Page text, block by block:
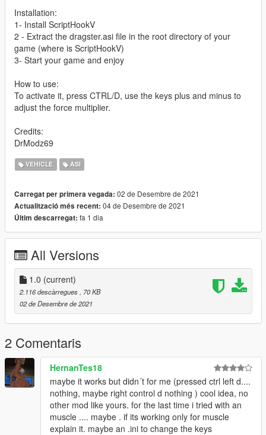
Installation:
1- Install ScriptHookV
2 - Extract the dragster.asi file in the root directory of your
game (where is ScriptHookV)
3- Start your game and enjoy
How to use:
To activate it, press CTRL/D, use the keys plus and minus to
adjust the force multiplier.
Credits:
DrModz69
VEHICLE ASI
Carregat per primera vegada: 02 de Desembre de 2021
Actualització més recent: 04 de Desembre de 2021
Últim descarregat: fa 1 dia
All Versions
1.0 (current)
2.116 descàrregues
, 70 KB
02 de Desembre de 2021
2 Comentaris
HernanTes18
maybe it works but didn´t for me (pressed ctrl left d....
nothing, maybe right control d nothing ) cool idea, no
other mod like yours. for the last time i tried with an
muscle .... maybe . if its working only for muscle
explain it. maybe an .ini to change the keys